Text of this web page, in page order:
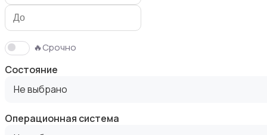
Мониторы
Клавиатуры и мыши
🔥Срочно
Состояние
Не выбрано
Операционная система